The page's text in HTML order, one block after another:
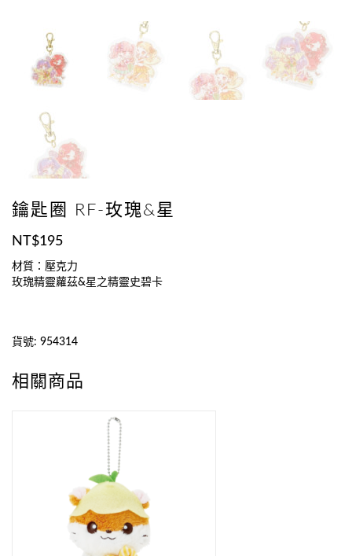
鑰匙圈 RF-玫瑰&星
NT$195
材質：壓克力
玫瑰精靈蘿茲&星之精靈史碧卡
貨號: 954314
相關商品